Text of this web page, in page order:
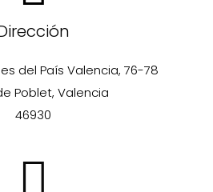
del País Valencia, 76-78
Poblet, Valencia
46930